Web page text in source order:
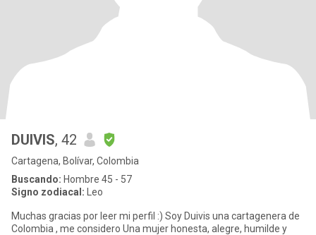
DUIVIS, 42
Cartagena, Bolívar, Colombia
Buscando: Hombre 45 - 57
Signo zodiacal: Leo
Muchas gracias por leer mi perfil :) Soy Duivis una cartagenera de
Colombia , me considero Una mujer honesta, alegre, humilde y